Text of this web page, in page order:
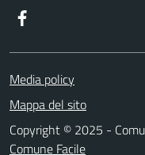
Media policy
Mappa del sito
Copyright © 2025 -
Comune Facile